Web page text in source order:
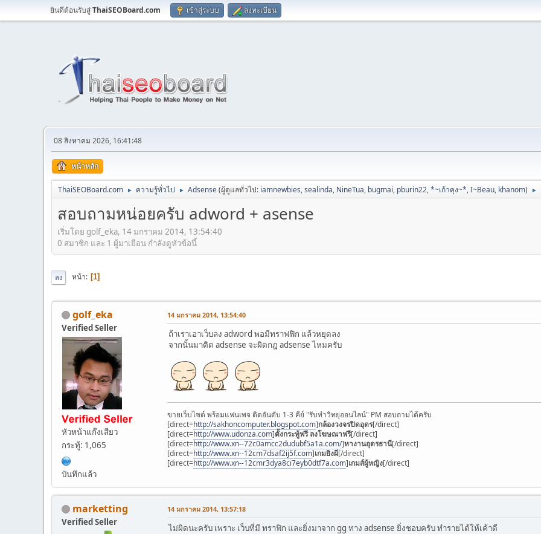
ยินดีต้อนรับสู่ThaiSEOBoard.com เข้าสู่ระบบ ลงทะเบียน
08 สิงหาคม 2026, 16:41:48
หน้าหลัก
ThaiSEOBoard.com ► ความรู้ทั่วไป ► Adsense(ผู้ดูแลทั่วไป: iamnewbies,sealinda, NineTua, bugmai, pburin22,*~เก้าคุง~*,I~Beau, khanom) ►
สอบถามหน่อยครับ adword + asense
เริ่มโดย golf_eka, 14 มกราคม 2014, 13:54:40
0 สมาชิก และ 1 ผู้มาเยือน กำลังดูหัวข้อนี้
ลง หน้า 1
golf_eka
Verified Seller
หัวหน้าแก๊งเสียว
กระทู้: 1,065
บันทึกแล้ว
14 มกราคม 2014, 13:54:40
ถ้าเราเอาเว็บลง adword พอมีทราฟฟิก แล้วหยุดลง
จากนั้นมาติด adsense จะผิดกฎ adsense ไหมครับ
ขายเว็บไซต์ พร้อมแฟนเพจ ติดอันดับ 1-3 คีย์ "รับทำวิทยุออนไลน์" PM สอบถามได้ครับ
[direct=http://sakhoncomputer.blogspot.com]กล้องวงจรปิดอุดร[/direct]
[direct=http://www.udonza.com]ตั้งกระทู้ฟรี ลงโฆษณาฟรี[/direct]
[direct=http://www.xn--72c0amcc2dudubf5a1a.com/]หางานอุดรธานี[/direct]
[direct=http://www.xn--12cm7dsaf2ij5f.com]เกมยิงผี[/direct]
[direct=http://www.xn--12cmr3dya8ci7eyb0dtf7a.com]เกมส์ผู้หญิง[/direct]
marketting
Verified Seller
14 มกราคม 2014, 13:57:18
ไม่ผิดนะครับ เพราะ เว็บที่มี ทราฟิก และยิ่งมาจาก gg ทาง adsense ยิ่งชอบครับ ทำรายได้ให้เค้าดี